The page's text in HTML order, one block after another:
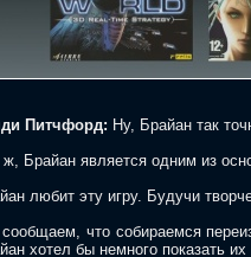
Питчфорд: Ну, Брайан так
ж, Брайан является одним из
любит эту игру. Будучи
что собираемся
хотел бы немного показать